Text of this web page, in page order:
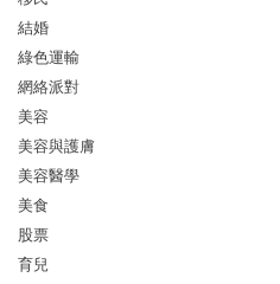
結婚
綠色運輸
網絡派對
美容
美容與護膚
美容醫學
美食
股票
育兒